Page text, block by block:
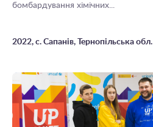
бомбардування хімічних...
2022, с. Сапанів, Тернопільська обл.